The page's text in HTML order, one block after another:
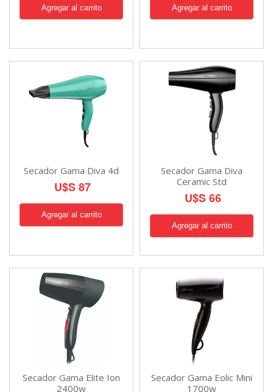
Secador Gama Diva 4d
U$S 87
Secador Gama Diva
Ceramic Std
U$S 66
Secador Gama Elite Ion
2400w
Secador Gama Eolic Mini
1700w